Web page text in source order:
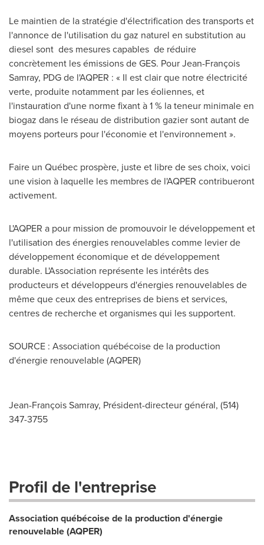
Le maintien de la stratégie d'électrification des transports et
l'annonce de l'utilisation du gaz naturel en substitution au
diesel sont des mesures capables de réduire
concrètement les émissions de GES. Pour Jean-François
Samray, PDG de l'AQPER : « Il est clair que notre électricité
verte, produite notamment par les éoliennes, et
l'instauration d'une norme fixant à 1 % lateneur minimale en
biogaz dans le réseau de distribution gazier sont autant de
moyens porteurs pour l'économie et l'environnement ».
Faire un Québec prospère, juste et libre de ses choix, voici
une vision à laquelle les membres de l'AQPER contribueront
activement.
L'AQPER a pour mission de promouvoir le développement et
l'utilisation des énergies renouvelables comme levier de
développement économique et de développement
durable. L'Association représente les intérêts des
producteurs et développeurs d'énergies renouvelables de
même que ceux des entreprises de biens et services,
centres de recherche et organismes qui les supportent.
SOURCE : Association québécoise de la production
d'énergie renouvelable (AQPER)
Jean-François Samray, Président-directeur général, (514)
347-3755
Profil de l'entreprise
Association québécoise de la production d'énergie
renouvelable (AQPER)